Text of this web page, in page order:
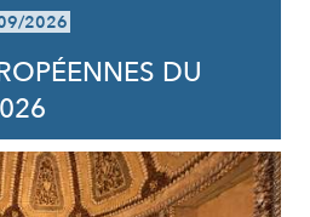
2026
DU